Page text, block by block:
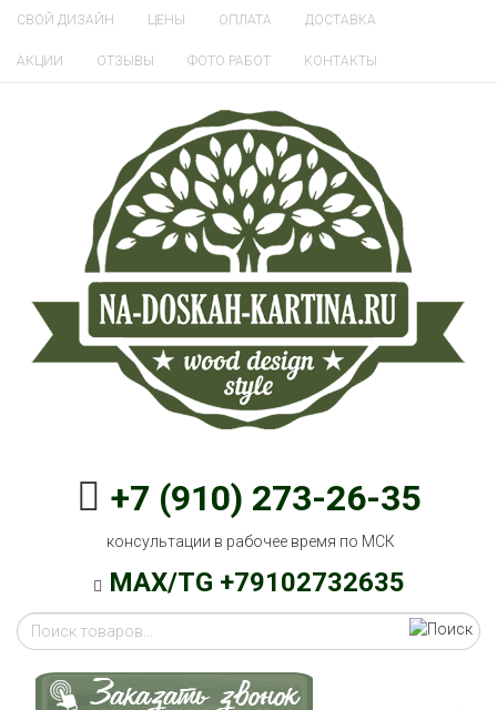
СВОЙ ДИЗАЙН ЦЕНЫ ОПЛАТА ДОСТАВКА
АКЦИИ ОТЗЫВЫ ФОТО РАБОТ КОНТАКТЫ
+7 (910) 273-26-35
консультации в рабочее время по МСК
MAX/TG +79102732635